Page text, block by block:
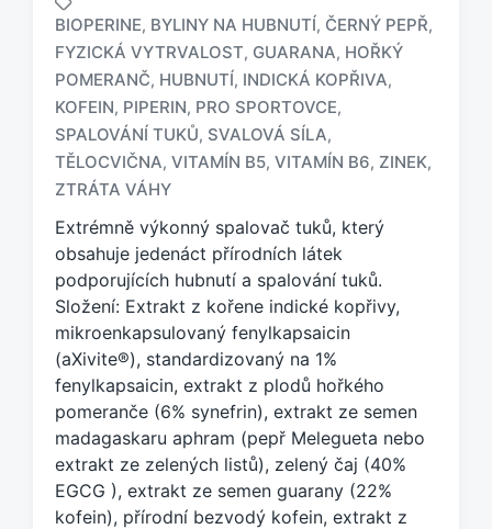
O
z
n
č
e
n
t
a
g
e
m
:
BIOPERINE, BYLINY NA HUBNUTÍ, ČERNÝ PEPŘ,
FYZICKÁ VYTRVALOST, GUARANA, HOŘKÝ
POMERANČ, HUBNUTÍ, INDICKÁ KOPŘIVA,
KOFEIN, PIPERIN, PRO SPORTOVCE,
SPALOVÁNÍ TUKŮ, SVALOVÁ SÍLA,
TĚLOCVIČNA, VITAMÍN B5, VITAMÍN B6, ZINEK,
ZTRÁTA VÁHY
Extrémně výkonný spalovač tuků, který
obsahuje jedenáct přírodních látek
podporujících hubnutí a spalování tuků.
Složení: Extrakt z kořene indické kopřivy,
mikroenkapsulovaný fenylkapsaicin
(aXivite®), standardizovaný na 1%
fenylkapsaicin, extrakt z plodů hořkého
pomeranče (6% synefrin), extrakt ze semen
madagaskaru aphram (pepř Melegueta nebo
extrakt ze zelených listů), zelený čaj (40%
EGCG ), extrakt ze semen guarany (22%
kofein), přírodní bezvodý kofein, extrakt z